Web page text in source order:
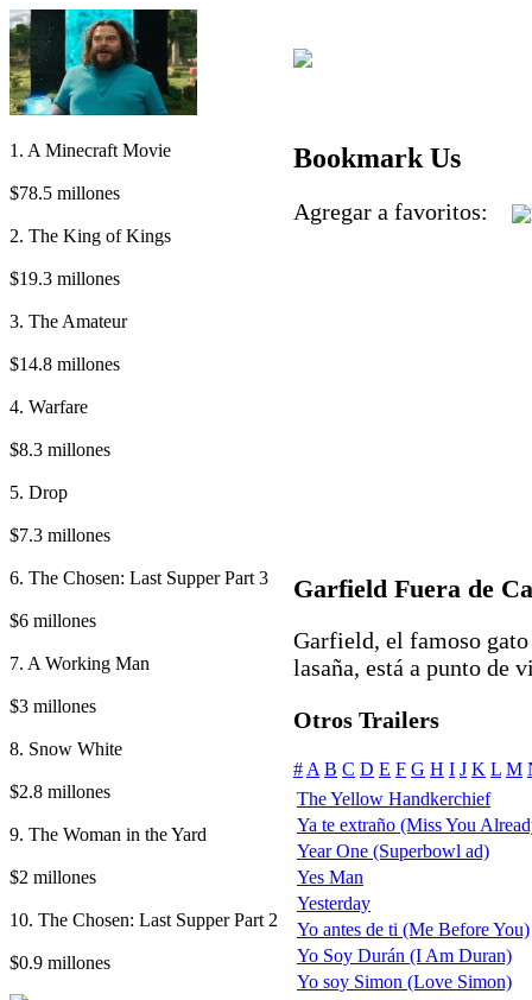
1. A Minecraft Movie
$78.5 millones
2. The King of Kings
$19.3 millones
3. The Amateur
$14.8 millones
4. Warfare
$8.3 millones
5. Drop
$7.3 millones
6. The Chosen: Last Supper Part 3
$6 millones
7. A Working Man
$3 millones
8. Snow White
$2.8 millones
9. The Woman in the Yard
$2 millones
10. The Chosen: Last Supper Part 2
$0.9 millones
Bookmark Us
Agregar a favoritos:
Garfield Fuera de
Garfield, el famoso
lasaña, está a punto de
Otros Trailers
# A B C D E F G H I J K L M
The Yellow Handkerchief
Ya te extraño (Miss You
Year One (Superbowl ad)
Yes Man
Yesterday
Yo antes de ti (Me Before You)
Yo Soy Durán (I Am Duran)
Yo soy Simon (Love Simon)